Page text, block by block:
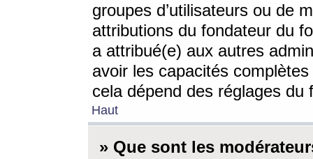
groupes d’utilisateurs ou de
attributions du fondateur du
a attribué(e) aux autres
avoir les capacités
cela dépend des réglages du
Haut
» Que sont les